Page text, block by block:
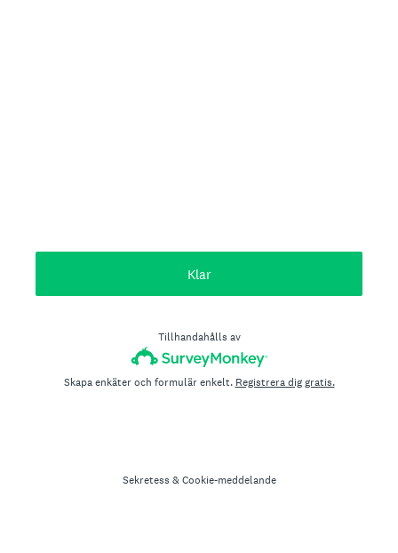
Klar
Tillhandahålls av
Skapa enkäter och formulär enkelt. Registrera dig gratis.
Sekretess & Cookie-meddelande